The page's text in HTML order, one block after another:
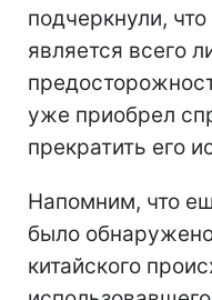
подчеркнули,
является всего
уже приобрел
прекратить его
Напомним, что
было
китайского